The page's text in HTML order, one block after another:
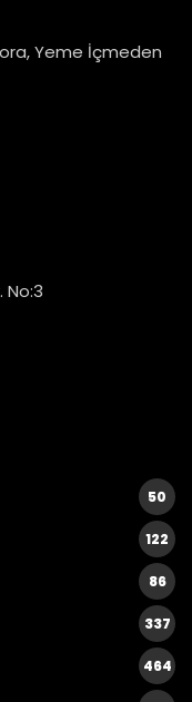
Yeme İçmeden
No:3
50
122
86
337
464